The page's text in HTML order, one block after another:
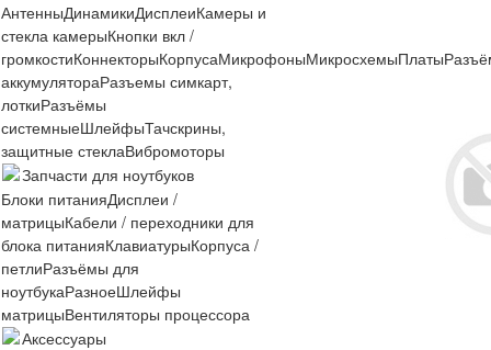
АнтенныДинамикиДисплеиКамеры и
стекла камерыКнопки вкл /
громкостиКоннекторыКорпусаМикрофоныМикросхемыПлаты
аккумулятораРазъемы симкарт,
лоткиРазъёмы
системныеШлейфыТачскрины,
защитные стеклаВибромоторы
Запчасти для ноутбуков
Блоки питанияДисплеи /
матрицыКабели / переходники для
блока питанияКлавиатурыКорпуса /
петлиРазъёмы для
ноутбукаРазноеШлейфы
матрицыВентиляторы процессора
Аксессуары